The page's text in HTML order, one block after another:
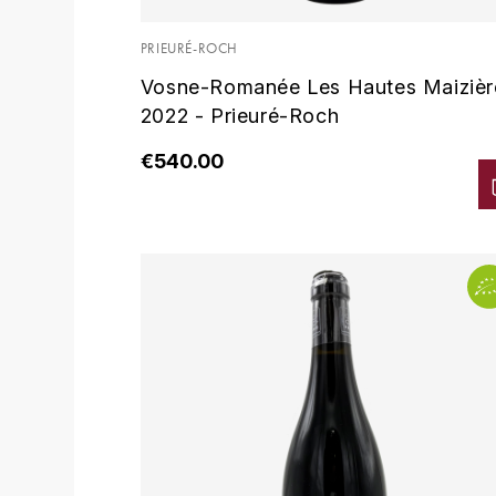
PRIEURÉ-ROCH
Vosne-Romanée Les Hautes
2022 - Prieuré-Roch
€540.00